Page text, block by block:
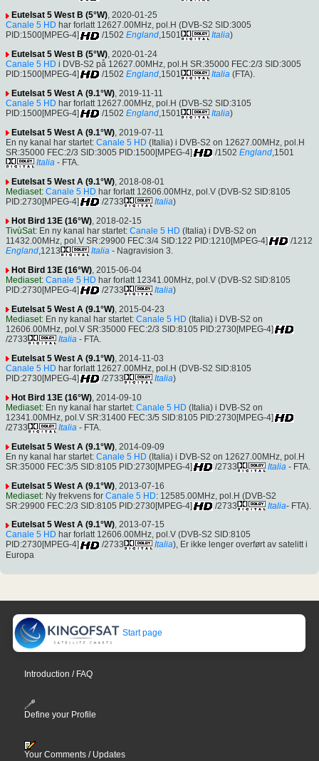
Eutelsat 5 West B (5°W), 2020-01-25
Canale 5 HD har forlatt 12627.00MHz, pol.H (DVB-S2 SID:3005
PID:1500[MPEG-4]
/1502 England,1501 Italia)
Eutelsat 5 West B (5°W), 2020-01-24
Canale 5 HD i DVB-S2 på 12627.00MHz, pol.H SR:35000 FEC:2/3 SID:3005
PID:1500[MPEG-4]
/1502 England,1501 Italia (FTA).
Eutelsat 5 West A (9.1°W), 2019-11-11
Canale 5 HD har forlatt 12627.00MHz, pol.H (DVB-S2 SID:3105
PID:1500[MPEG-4]
/1502 England,1501 Italia)
Eutelsat 5 West A (9.1°W) , 2019-07-11
En ny kanal har startet: Canale 5 HD (Italia) i DVB-S2 on 12627.00MHz, pol.H
SR:35000 FEC:2/3 SID:3005 PID:1500[MPEG-4]
/1502 England ,1501
Italia - FTA.
Eutelsat 5 West A (9.1°W), 2018-08-01
Mediaset: Canale 5 HD har forlatt 12606.00MHz, pol.V (DVB-S2 SID:8105
PID:2730[MPEG-4]
/2733 Italia)
Hot Bird 13E (16°W) , 2018-02-15
TivùSat: En ny kanal har startet: Canale 5 HD (Italia) i DVB-S2 on
11432.00MHz, pol.V SR:29900 FEC:3/4 SID:122 PID:1210[MPEG-4]
/1212
England,1213 Italia - Nagravision 3.
Hot Bird 13E (16°W) , 2015-06-04
Mediaset: Canale 5 HD har forlatt 12341.00MHz, pol.V (DVB-S2 SID:8105
PID:2730[MPEG-4]
/2733 Italia)
Eutelsat 5 West A (9.1°W) , 2015-04-23
Mediaset: En ny kanal har startet: Canale 5 HD (Italia) i DVB-S2 on
12606.00MHz, pol.V SR:35000 FEC:2/3 SID:8105 PID:2730[MPEG-4]
/2733
Italia - FTA.
Eutelsat 5 West A (9.1°W) , 2014-11-03
Canale 5 HD har forlatt 12627.00MHz, pol.H (DVB-S2 SID:8105
PID:2730[MPEG-4]
/2733 Italia)
Hot Bird 13E (16°W) , 2014-09-10
Mediaset: En ny kanal har startet: Canale 5 HD (Italia) i DVB-S2 on
12341.00MHz, pol.V SR:31400 FEC:3/5 SID:8105 PID:2730[MPEG-4]
/2733
Italia - FTA.
Eutelsat 5 West A (9.1°W) , 2014-09-09
En ny kanal har startet: Canale 5 HD (Italia) i DVB-S2 on 12627.00MHz, pol.H
SR:35000 FEC:3/5 SID:8105 PID:2730[MPEG-4]
/2733 Italia - FTA.
Eutelsat 5 West A (9.1°W) , 2013-07-16
Mediaset: Ny frekvens for Canale 5 HD: 12585.00MHz, pol.H (DVB-S2
SR:29900 FEC:2/3 SID:8105 PID:2730[MPEG-4]
/2733 Italia- FTA).
Eutelsat 5 West A (9.1°W), 2013-07-15
Canale 5 HD har forlatt 12606.00MHz, pol.V (DVB-S2 SID:8105
PID:2730[MPEG-4]
/2733 Italia), Er ikke lenger overført av satelitt i
Europa
Start page
Introduction / FAQ
Define your Profile
Your Comments / Updates